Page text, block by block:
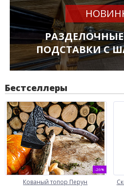
ПОДСТАВКИ С
Бестселлеры
-26%
Кованый топор Перун